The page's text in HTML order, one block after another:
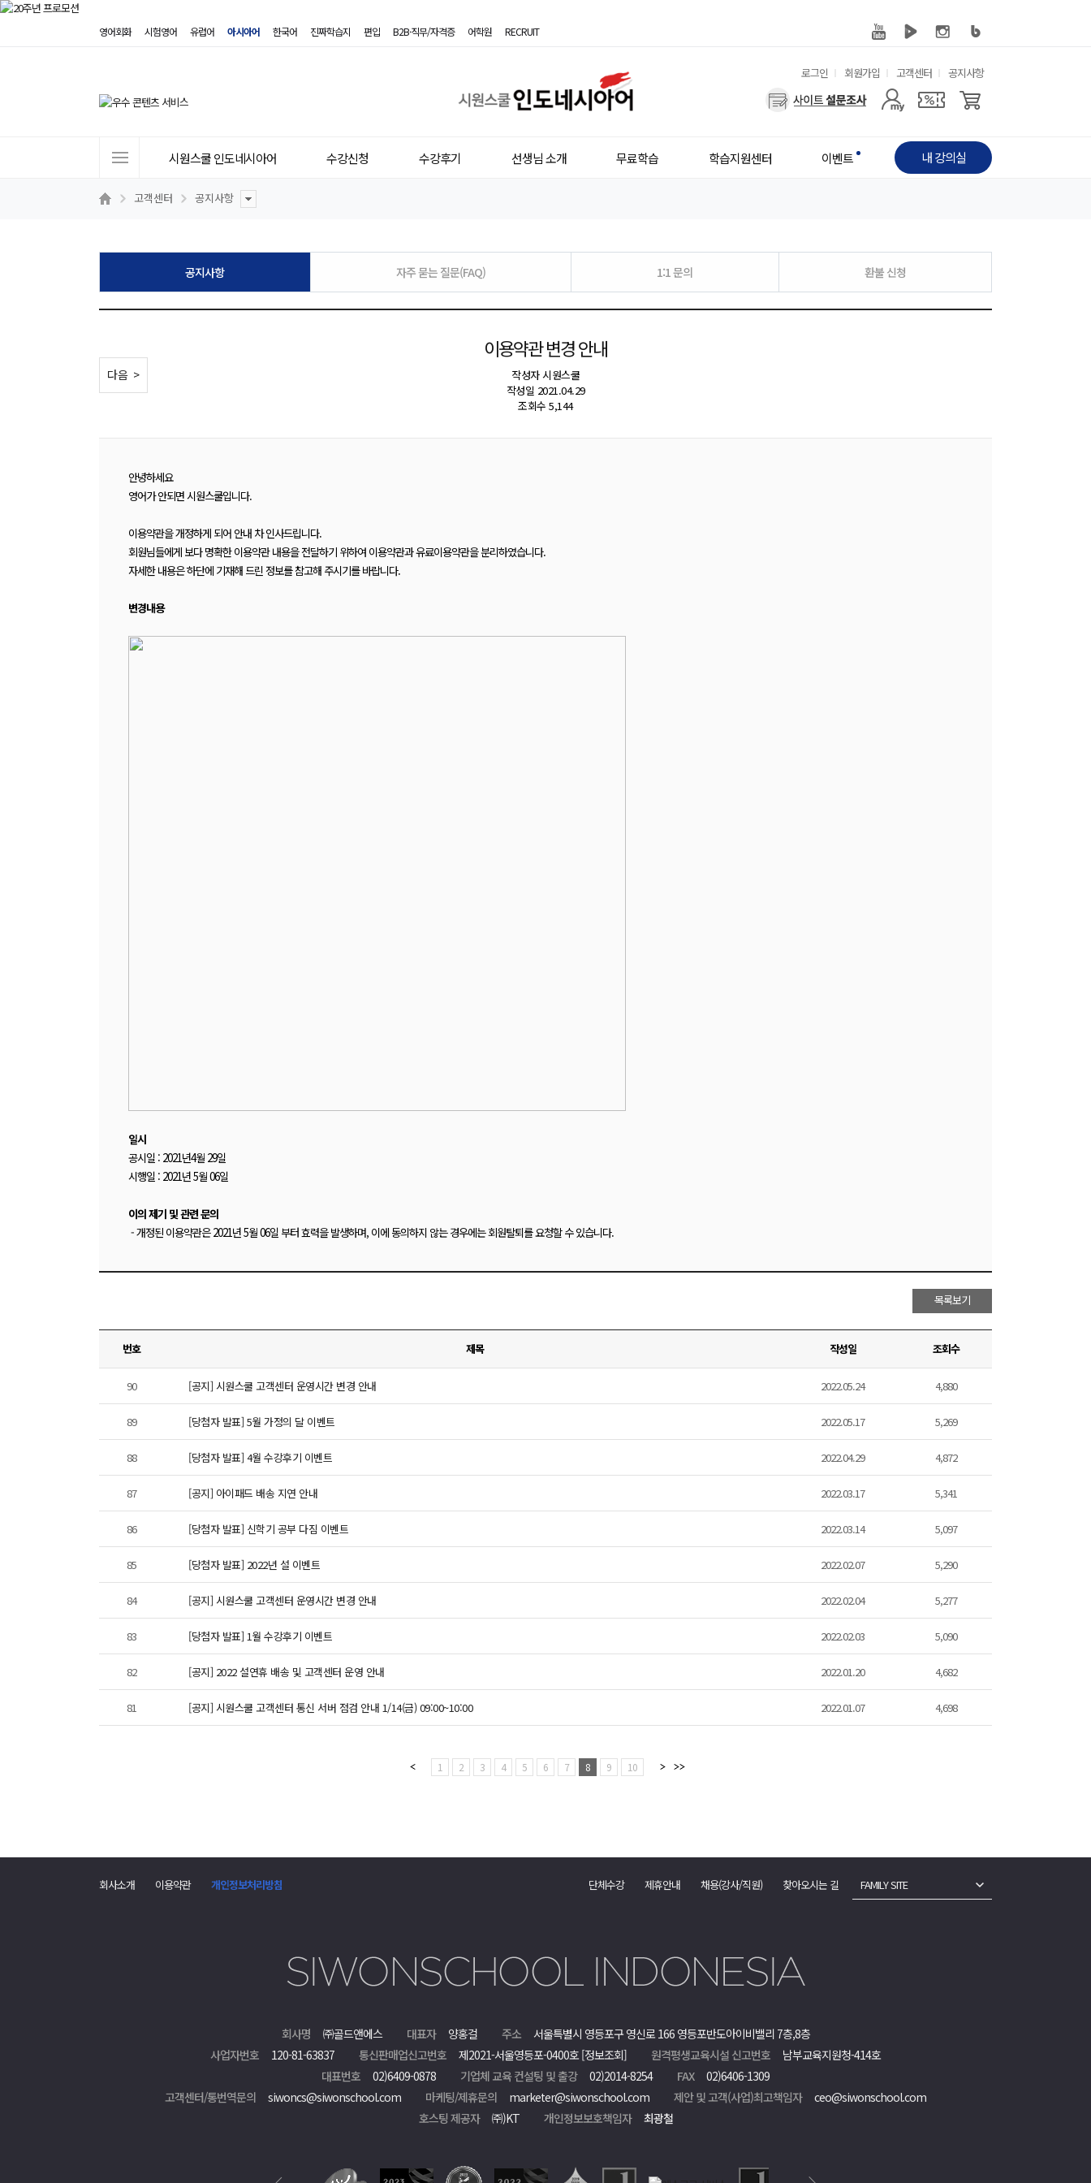
영어회화 시험영어 유럽어 아시아어 한국어 진짜학습지 편입 B2B·직무/자격증 어학원 RECRUIT
원
스
네
시
유
용
로그인 회원가입 고객센터 공지사항
사
메
트
시원스쿨 인도네시아어 수강신청 수강후기 선생님 소개 무료학습 학습지원센터 이벤트 내 강의실
고객센터 공지사항
공지사항 자주 묻는 질문(FAQ) 1:1 문의 환불 신청
이용약관 변경 안내
작성자시원스쿨
작성일 2021.04.29
조회수 5,144
< 이전
다음 >
안녕하세요
영어가 안되면 시원스쿨입니다.
이용약관을 개정하게 되어 안내 차 인사드립니다.
회원님들에게 보다 명확한 이용약관 내용을 전달하기 위하여 이용약관과 유료이용약관을 분리하였습니다.
자세한 내용은 하단에 기재해 드린 정보를 참고해 주시기를 바랍니다.
변경내용
일시
공시일 : 2021년4월 29일
시행일 : 2021년5월06일
이의 제기 및 관련 문의
-개정된 이용약관은 2021년5월06일 부터 효력을 발생하며, 이에 동의하지 않는 경우에는 회원탈퇴를 요청할 수 있습니다.
목록보기
번호 제목 작성일 조회수
90 [공지] 시원스쿨 고객센터 운영시간 변경 안내 2022.05.24 4,880
89 [당첨자 발표] 5월 가정의 달 이벤트 2022.05.17 5,269
88 [당첨자 발표] 4월 수강후기 이벤트 2022.04.29 4,872
87 [공지] 아이패드 배송 지연 안내 2022.03.17 5,341
86 [당첨자 발표] 신학기 공부 다짐 이벤트 2022.03.14 5,097
85 [당첨자 발표] 2022년 설 이벤트 2022.02.07 5,290
84 [공지] 시원스쿨 고객센터 운영시간 변경 안내 2022.02.04 5,277
83 [당첨자 발표] 1월 수강후기 이벤트 2022.02.03 5,090
82 [공지] 2022 설연휴 배송 및 고객센터 운영 안내 2022.01.20 4,682
81 [공지] 시원스쿨 고객센터 통신 서버 점검 안내 1/14(금) 09:00~10:00 2022.01.07 4,698
1 2 3 4 5 6 7 8 9 10
회사소개 이용약관 개인정보처리방침 단체수강 제휴안내 채용(강사/직원) 찾아오시는 길 FAMILY SITE
회사명 ㈜골드앤에스 대표자 양홍걸 주소
서울특별시 영등포구 영신로 166 영등포반도아이비밸리 7층,8층
사업자번호
120-81-63837 통신판매업신고번호 제2021-서울영등포-0400호 [정보조회] 원격평생교육시설 신고번호
남부교육지원청-414호
대표번호
02)6409-0878 기업체 교육 컨설팅 및 출강 02)2014-8254 FAX
02)6406-1309
고객센터/통번역문의
siwoncs@siwonschool.com 마케팅/제휴문의 marketer@siwonschool.com 제안 및 고객(사업)최고책임자
ceo@siwonschool.com
호스팅 제공자
㈜)KT 개인정보보호책임자 최광철